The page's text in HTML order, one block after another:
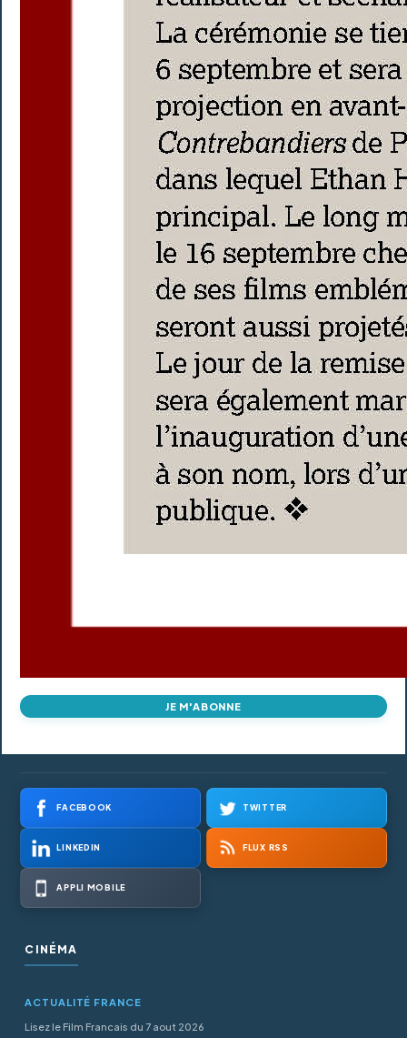
JE M'ABONNE
FACEBOOK TWITTER
LINKEDIN FLUX RSS
APPLI MOBILE
CINÉMA
ACTUALITÉ FRANCE
Lisez le Film Francais du 7 aout 2026